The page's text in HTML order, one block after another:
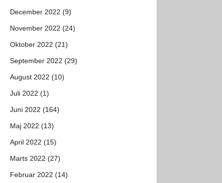
December 2022 (9)
November 2022 (24)
Oktober 2022 (21)
September 2022 (29)
August 2022 (10)
Juli 2022 (1)
Juni 2022 (164)
Maj 2022 (13)
April 2022 (15)
Marts 2022 (27)
Februar 2022 (14)